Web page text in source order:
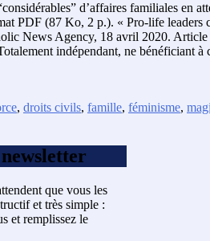
d’affaires familiales en
PDF (87 Ko, 2 p.). « Pro-life leaders
News Agency, 18 avril 2020.
indépendant, ne bénéficiant à
, droits civils, famille, féminisme,
que vous les
et très simple :
et remplissez le